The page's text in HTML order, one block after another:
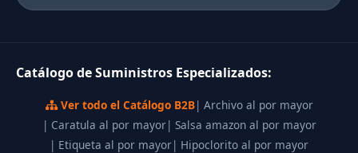
Catálogo de Suministros Especializados:
Ver todo el Catálogo B2B| Archivo al por mayor
| Caratula al por mayor| Salsa amazon al por mayor
| Etiqueta al por mayor| Hipoclorito al por mayor